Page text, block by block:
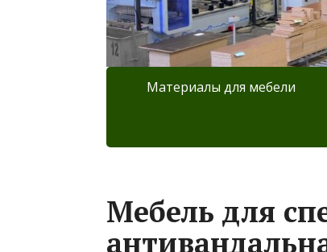
Материалы для мебели
Мебель для